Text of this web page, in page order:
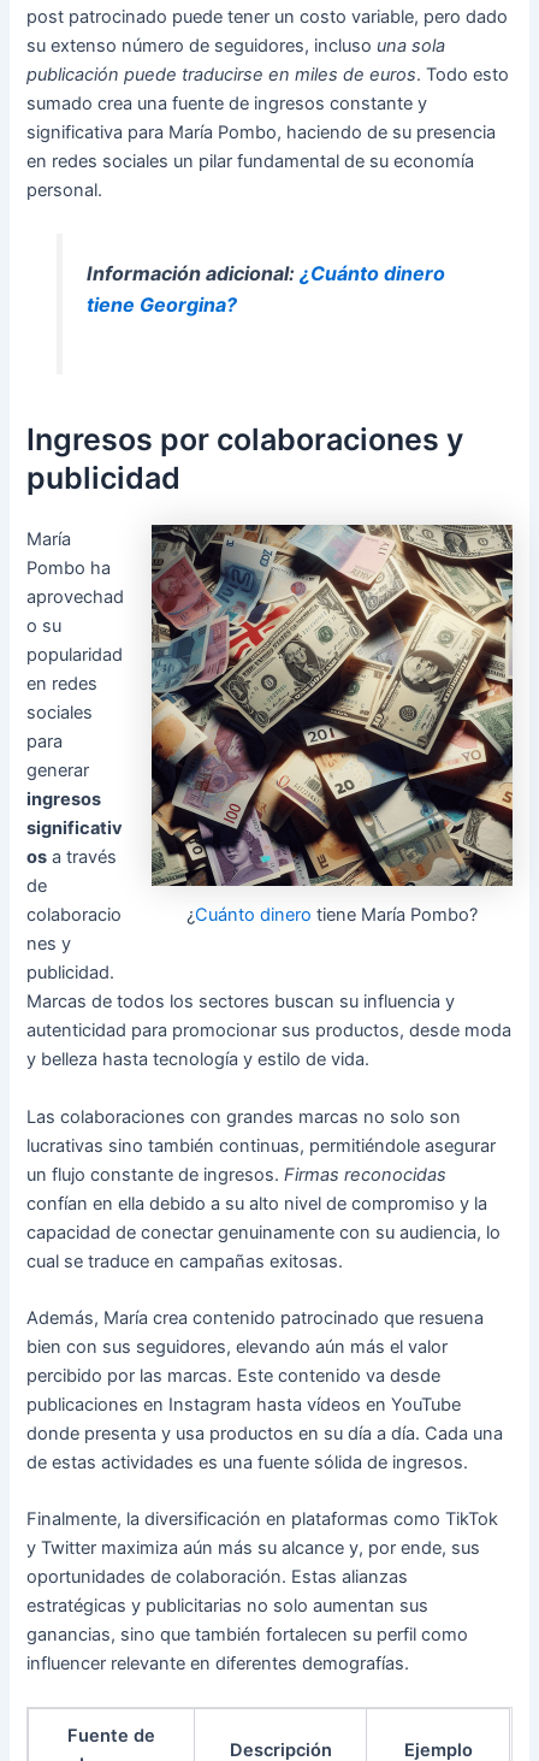
post patrocinado puede tener un costo variable, pero dado
su extenso número de seguidores, incluso una sola
publicación puede traducirse en miles de euros. Todo esto
sumado crea una fuente de ingresos constante y
significativa para María Pombo, haciendo de su presencia
en redes sociales un pilar fundamental de su economía
personal.
Información adicional: ¿Cuánto dinero
tiene Georgina?
Ingresos por colaboraciones y
publicidad
¿Cuánto dinero tiene María Pombo?
María
Pombo ha
aprovechad
o su
popularidad
en redes
sociales
para
generar
ingresos
significativ
os a través
de
colaboracio
nes y
publicidad.
Marcas de todos los sectores buscan su influencia y
autenticidad para promocionar sus productos, desde moda
y belleza hasta tecnología y estilo de vida.
Las colaboraciones con grandes marcas no solo son
lucrativas sino también continuas, permitiéndole asegurar
un flujo constante de ingresos.Firmas reconocidas
confían en ella debido a su alto nivel de compromiso y la
capacidad de conectar genuinamente con su audiencia, lo
cual se traduce en campañas exitosas.
Además, María crea contenido patrocinado que resuena
bien con sus seguidores, elevando aún más el valor
percibido por las marcas. Este contenido va desde
publicaciones en Instagram hasta vídeos en YouTube
donde presenta y usa productos en su día a día. Cada una
de estas actividades es una fuente sólida de ingresos.
Finalmente, la diversificación en plataformas como TikTok
y Twitter maximiza aún más su alcance y, por ende, sus
oportunidades de colaboración. Estas alianzas
estratégicas y publicitarias no solo aumentan sus
ganancias, sino que también fortalecen su perfil como
influencer relevante en diferentes demografías.
Fuente de
Descripción Ejemplo